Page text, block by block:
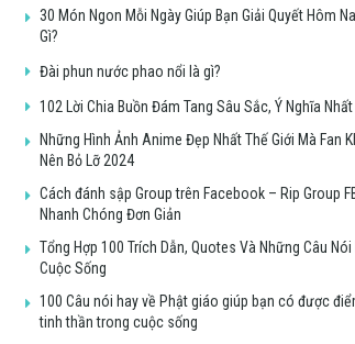
30 Món Ngon Mỗi Ngày Giúp Bạn Giải Quyết Hôm
Gì?
Đài phun nước phao nổi là gì?
102 Lời Chia Buồn Đám Tang Sâu Sắc, Ý Nghĩa Nhất
Những Hình Ảnh Anime Đẹp Nhất Thế Giới Mà Fan
Nên Bỏ Lỡ 2024
Cách đánh sập Group trên Facebook – Rip Group
Nhanh Chóng Đơn Giản
Tổng Hợp 100 Trích Dẫn, Quotes Và Những Câu Nói
Cuộc Sống
100 Câu nói hay về Phật giáo giúp bạn có được
tinh thần trong cuộc sống